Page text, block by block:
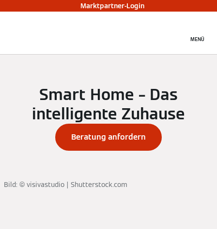
Marktpartner-Login
MENÜ
Smart Home – Das
intelligente Zuhause
Beratung anfordern
Bild: © visivastudio | Shutterstock.com